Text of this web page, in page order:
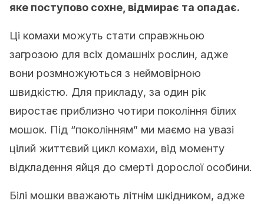
яке поступово сохне, відмирає та опадає.
Ці комахи можуть стати справжньою
загрозою для всіх домашніх рослин, адже
вони розмножуються з неймовірною
швидкістю. Для прикладу, за один рік
виростає приблизно чотири покоління білих
мошок. Під “поколінням” ми маємо на увазі
цілий життєвий цикл комахи, від моменту
відкладення яйця до смерті дорослої особини.
Білі мошки вважають літнім шкідником, адже